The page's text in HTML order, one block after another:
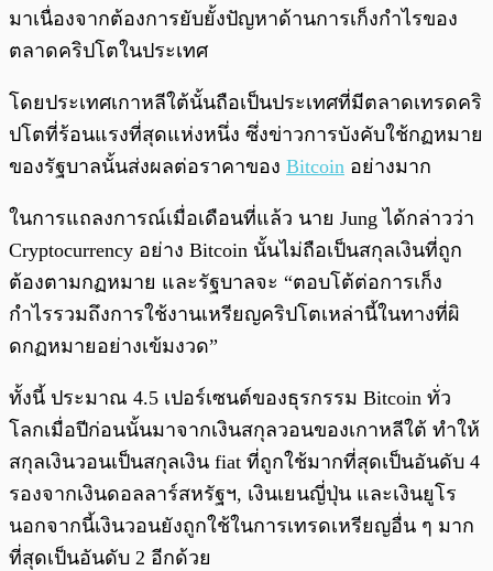
มาเนื่องจากต้องการยับยั้งปัญหาด้านการเก็งกำไรของ
ตลาดคริปโตในประเทศ
โดยประเทศเกาหลีใต้นั้นถือเป็นประเทศที่มีตลาดเทรดคริ
ปโตที่ร้อนแรงที่สุดแห่งหนึ่ง ซึ่งข่าวการบังคับใช้กฏหมาย
ของรัฐบาลนั้นส่งผลต่อราคาของ Bitcoin อย่างมาก
ในการแถลงการณ์เมื่อเดือนที่แล้ว นาย Jung ได้กล่าวว่า
Cryptocurrency อย่าง Bitcoin นั้นไม่ถือเป็นสกุลเงินที่ถูก
ต้องตามกฏหมาย และรัฐบาลจะ “ตอบโต้ต่อการเก็ง
กำไรรวมถึงการใช้งานเหรียญคริปโตเหล่านี้ในทางที่ผิ
ดกฏหมายอย่างเข้มงวด”
ทั้งนี้ ประมาณ 4.5 เปอร์เซนต์ของธุรกรรม Bitcoin ทั่ว
โลกเมื่อปีก่อนนั้นมาจากเงินสกุลวอนของเกาหลีใต้ ทำให้
สกุลเงินวอนเป็นสกุลเงิน fiat ที่ถูกใช้มากที่สุดเป็นอันดับ 4
รองจากเงินดอลลาร์สหรัฐฯ, เงินเยนญี่ปุ่น และเงินยูโร
นอกจากนี้เงินวอนยังถูกใช้ในการเทรดเหรียญอื่น ๆ มาก
ที่สุดเป็นอันดับ 2 อีกด้วย